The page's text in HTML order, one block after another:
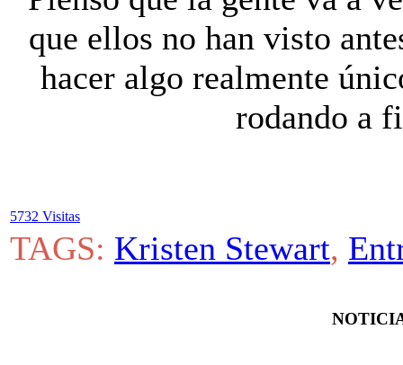
que ellos no han visto
hacer algo realmente
rodando a
5732 Visitas
TAGS: Kristen Stewart,